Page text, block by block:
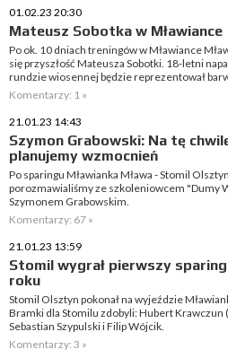
01.02.23 20:30
Mateusz Sobotka w Mławiance
Po ok. 10 dniach treningów w Mławiance
się przyszłość Mateusza Sobotki. 18-letni
rundzie wiosennej będzie reprezentował
Komentarzy: 1 »
21.01.23 14:43
Szymon Grabowski: Na tę
planujemy wzmocnień
Po sparingu Mławianka Mława - Stomil
porozmawialiśmy ze szkoleniowcem "Dumy
Szymonem Grabowskim.
Komentarzy: 67 »
21.01.23 13:59
Stomil wygrał pierwszy sparing
roku
Stomil Olsztyn pokonał na wyjeździe
Bramki dla Stomilu zdobyli: Hubert Krawczun
Sebastian Szypulski i Filip Wójcik.
Komentarzy: 3 »